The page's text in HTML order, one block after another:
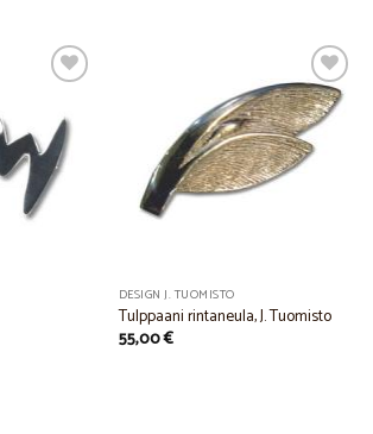
Add to
Wishlist
Add to
Wishlist
DESIGN J. TUOMISTO
Tulppaani rintaneula, J. Tuomisto
55,00€